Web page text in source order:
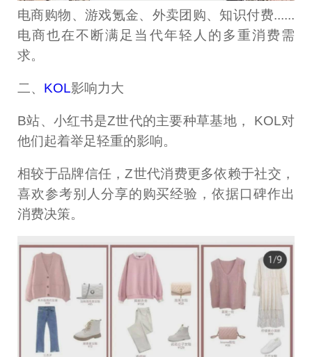
电商购物、游戏氪金、外卖团购、知识付费......
电商也在不断满足当代年轻人的多重消费需
求。
二、 KOL影响力大
B站、小红书是Z世代的主要种草基地， KOL对
他们起着举足轻重的影响。
相较于品牌信任，Z世代消费更多依赖于社交，
喜欢参考别人分享的购买经验，依据口碑作出
消费决策。